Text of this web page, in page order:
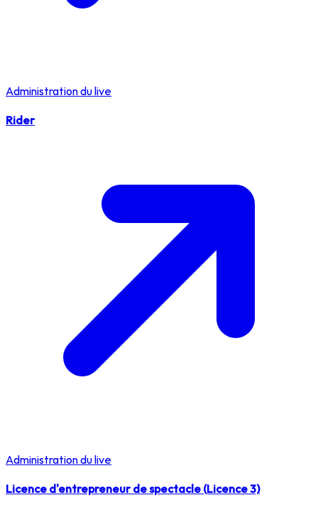
Administration du live
Rider
Administration du live
Licence d'entrepreneur de spectacle (Licence 3)